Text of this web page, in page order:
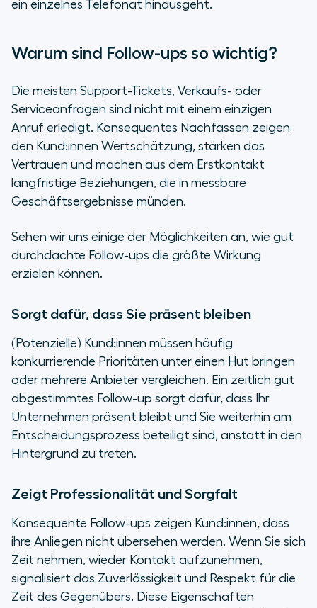
ein einzelnes Telefonat hinausgeht.
Warum sind Follow-ups so wichtig?
Die meisten Support-Tickets, Verkaufs- oder
Serviceanfragen sind nicht mit einem einzigen
Anruf erledigt. Konsequentes Nachfassen zeigen
den Kund:innen Wertschätzung, stärken das
Vertrauen und machen aus dem Erstkontakt
langfristige Beziehungen, die in messbare
Geschäftsergebnisse münden.
Sehen wir uns einige der Möglichkeiten an, wie gut
durchdachte Follow-ups die größte Wirkung
erzielen können.
Sorgt dafür, dass Sie präsent bleiben
(Potenzielle) Kund:innen müssen häufig
konkurrierende Prioritäten unter einen Hut bringen
oder mehrere Anbieter vergleichen. Ein zeitlich gut
abgestimmtes Follow-up sorgt dafür, dass Ihr
Unternehmen präsent bleibt und Sie weiterhin am
Entscheidungsprozess beteiligt sind, anstatt in den
Hintergrund zu treten.
Zeigt Professionalität und Sorgfalt
Konsequente Follow-ups zeigen Kund:innen, dass
ihre Anliegen nicht übersehen werden. Wenn Sie sich
Zeit nehmen, wieder Kontakt aufzunehmen,
signalisiert das Zuverlässigkeit und Respekt für die
Zeit des Gegenübers. Diese Eigenschaften